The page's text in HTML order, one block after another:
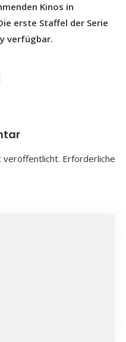
Kinos in
erste Staffel der Serie
verfügbar.
veröffentlicht. Erforderliche